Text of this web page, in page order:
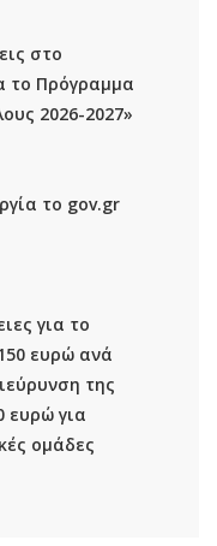
στο
το Πρόγραμμα
2026-2027»
το gov.gr
για το
ευρώ ανά
της
ευρώ για
ομάδες